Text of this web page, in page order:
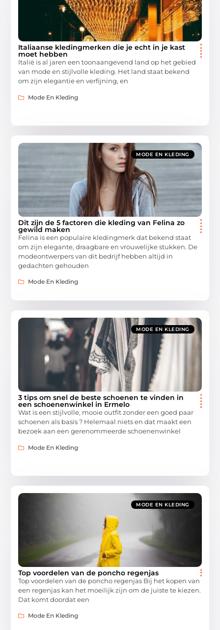
Italiaanse kledingmerken die je echt in je kast
moet hebben
Italië is al jaren een toonaangevend land op het gebied
van mode en stijlvolle kleding. Het land staat bekend
om zijn elegantie en verfijning, en
Mode En Kleding
MODE EN KLEDING
Dit zijn de 5 factoren die kleding van Felina zo
gewild maken
Felina is een populaire kledingmerk dat bekend staat
om zijn elegante, draagbare en vrouwelijke stukken. De
modeontwerpers van dit bedrijf hebben altijd in
gedachten gehouden
Mode En Kleding
MODE EN KLEDING
3 tips om snel de beste schoenen te vinden in
een schoenenwinkel in Ermelo
Wat is een stijlvolle, mooie outfit zonder een goed paar
schoenen als basis ? Helemaal niets en dat maakt een
bezoek aan een gerenommeerde schoenenwinkel
Mode En Kleding
MODE EN KLEDING
Top voordelen van de poncho regenjas
Top voordelen van de poncho regenjas Bij het kopen van
een regenjas kan het moeilijk zijn om de juiste te kiezen.
Dat komt doordat een
Mode En Kleding